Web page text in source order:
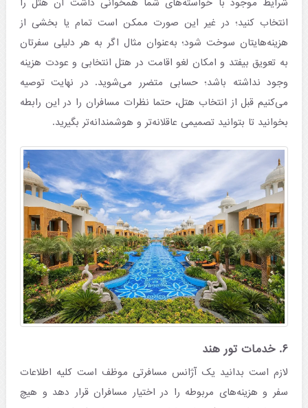
انتخاب کنید؛ در غیر این صورت ممکن است تمام یا بخشی از
هزینه‌هایتان سوخت شود؛ به‌عنوان مثال اگر به هر دلیلی سفرتان
به تعویق بیفتد و امکان لغو اقامت در هتل انتخابی و عودت هزینه
وجود نداشته باشد؛ حسابی متضرر می‌شوید. در نهایت توصیه
می‌کنیم قبل از انتخاب هتل، حتما نظرات مسافران را در این رابطه
بخوانید تا بتوانید تصمیمی عاقلانه‌تر و هوشمندانه‌تر بگیرید.
۶. خدمات تور هند
لازم است بدانید یک آژانس مسافرتی موظف است کلیه اطلاعات
سفر و هزینه‌های مربوطه را در اختیار مسافران قرار دهد و هیچ